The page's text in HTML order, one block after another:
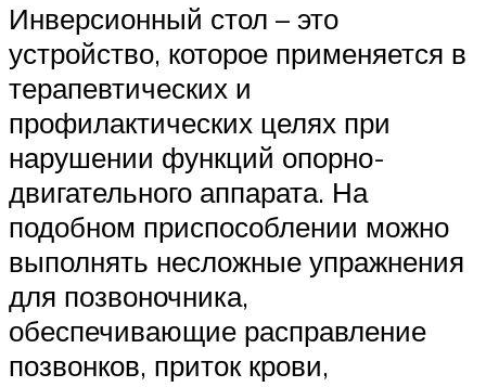
Инверсионный стол – это
устройство, которое применяется в
терапевтических и
профилактических целях при
нарушении функций опорно-
двигательного аппарата. На
подобном приспособлении можно
выполнять несложные упражнения
для позвоночника,
обеспечивающие расправление
позвонков, приток крови,